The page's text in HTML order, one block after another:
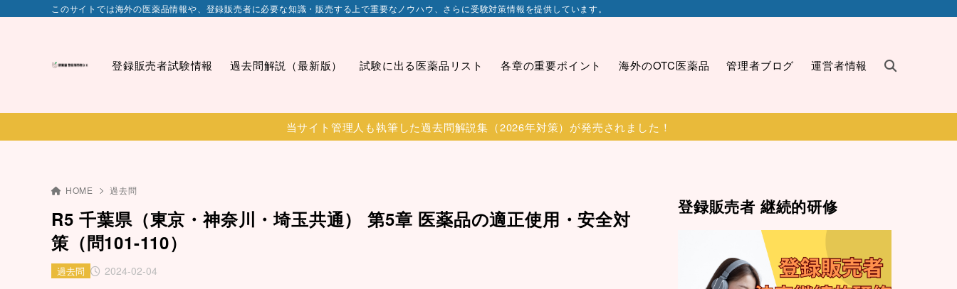
このサイトでは海外の医薬品情報や、登録販売者に必要な知識・販売する上で重要なノウハウ、さらに受験対策情報を提供しています。
登録販売者試験情報 過去問解説（最新版） 試験に出る医薬品リスト 各章の重要ポイント 海外のOTC医薬品 管理者ブログ 運営者情報
当サイト管理人も執筆した過去問解説集（2026年対策）が発売されました！
HOME 過去問
R5 千葉県（東京・神奈川・埼玉共通） 第5章 医薬品の適正使用・安全対
策（問101-110）
2024-02-04
過去問
登録販売者 継続的研修